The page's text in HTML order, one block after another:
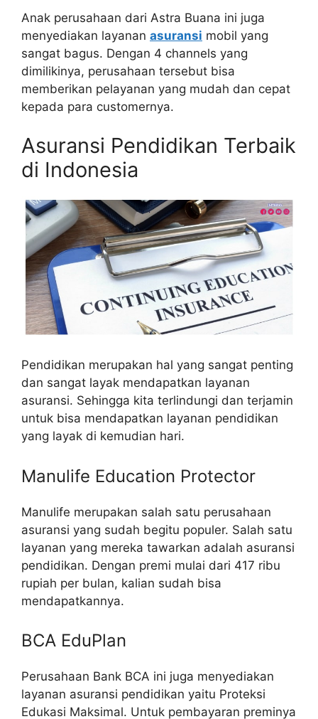
Anak perusahaan dari Astra Buana ini juga
menyediakan layanan asuransi mobil yang
sangat bagus. Dengan 4 channels yang
dimilikinya, perusahaan tersebut bisa
memberikan pelayanan yang mudah dan cepat
kepada para customernya.
Asuransi Pendidikan Terbaik
di Indonesia
Pendidikan merupakan hal yang sangat penting
dan sangat layak mendapatkan layanan
asuransi. Sehingga kita terlindungi dan terjamin
untuk bisa mendapatkan layanan pendidikan
yang layak di kemudian hari.
Manulife Education Protector
Manulife merupakan salah satu perusahaan
asuransi yang sudah begitu populer. Salah satu
layanan yang mereka tawarkan adalah asuransi
pendidikan. Dengan premi mulai dari 417 ribu
rupiah per bulan, kalian sudah bisa
mendapatkannya.
BCA EduPlan
Perusahaan Bank BCA ini juga menyediakan
layanan asuransi pendidikan yaitu Proteksi
Edukasi Maksimal. Untuk pembayaran preminya